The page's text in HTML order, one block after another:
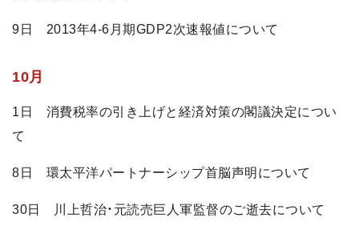
9日 2013年4-6月期GDP2次速報値について
10月
1日 消費税率の引き上げと経済対策の閣議決定につい
て
8日 環太平洋パートナーシップ首脳声明について
30日 川上哲治・元読売巨人軍監督のご逝去について